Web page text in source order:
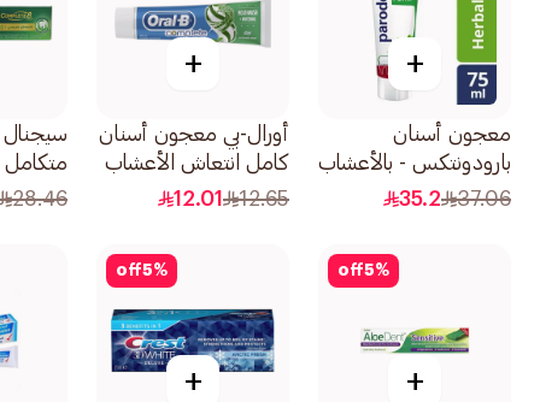
+
معجون أسنان
بارودونتكس - بالأعشاب
75مل
37.06
35.2
+
أورال-بي معجون أسنان
كامل انتعاش الأعشاب
100مل
12.65
12.01
والزعتر 1قطعة
28.46
5%
off
+
5%
off
+